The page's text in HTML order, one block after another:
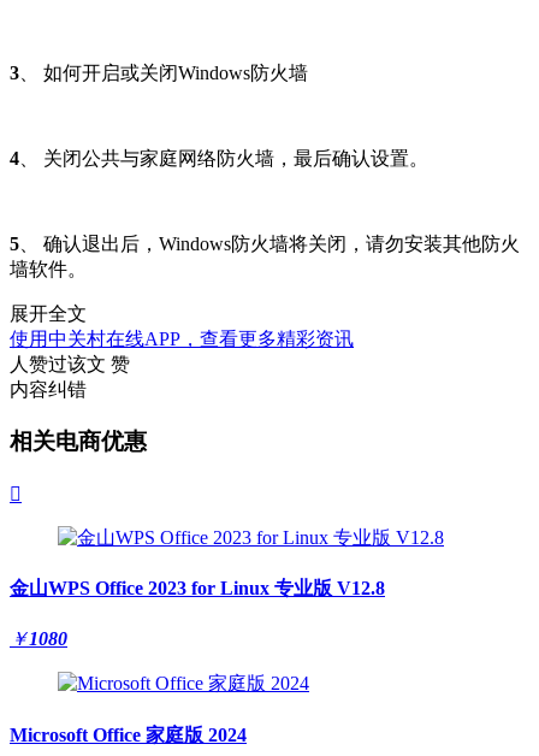
3 、 如何开启或关闭Windows防火墙
4 、 关闭公共与家庭网络防火墙，最后确认设置。
5 、 确认退出后，Windows防火墙将关闭，请勿安装其他防火
墙软件。
展开全文
使用中关村在线APP，查看更多精彩资讯
人赞过该文 赞
内容纠错
相关电商优惠

金山WPS Office 2023 for Linux 专业版 V12.8
￥1080
Microsoft Office 家庭版 2024